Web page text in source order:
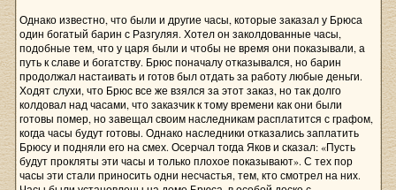
Однако известно, что были и другие часы, которые заказал у Брюса
один богатый барин с Разгуляя. Хотел он заколдованные часы,
подобные тем, что у царя были и чтобы не время они показывали, а
путь к славе и богатству. Брюс поначалу отказывался, но барин
продолжал настаивать и готов был отдать за работу любые деньги.
Ходят слухи, что Брюс все же взялся за этот заказ, но так долго
колдовал над часами, что заказчик к тому времени как они были
готовы помер, но завещал своим наследникам расплатится с графом,
когда часы будут готовы. Однако наследники отказались заплатить
Брюсу и подняли его на смех. Осерчал тогда Яков и сказал: «Пусть
будут прокляты эти часы и только плохое показывают». С тех пор
часы эти стали приносить одни несчастья, тем, кто смотрел на них.